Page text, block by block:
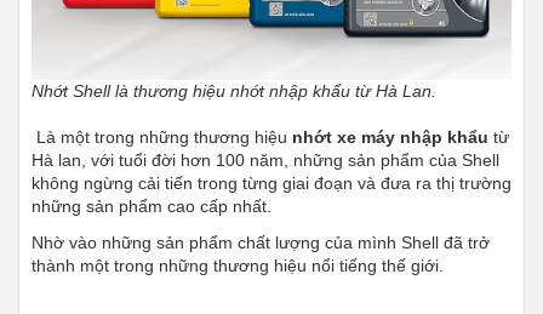
Nhớt Shell là thương hiệu nhớt nhập khẩu từ Hà Lan.
Là một trong những thương hiệu nhớt xe máy nhập khẩu từ
Hà lan, với tuổi đời hơn 100 năm, những sản phẩm của Shell
không ngừng cải tiến trong từng giai đoạn và đưa ra thị trường
những sản phẩm cao cấp nhất.
Nhờ vào những sản phẩm chất lượng của mình Shell đã trở
thành một trong những thương hiệu nổi tiếng thế giới.